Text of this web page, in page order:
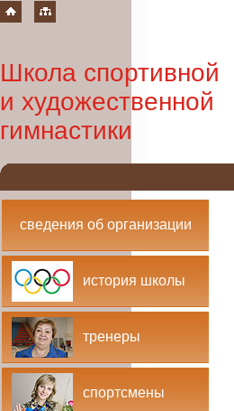
Школа спортивной
и художественной
гимнастики
сведения об организации
история школы
тренеры
спортсмены